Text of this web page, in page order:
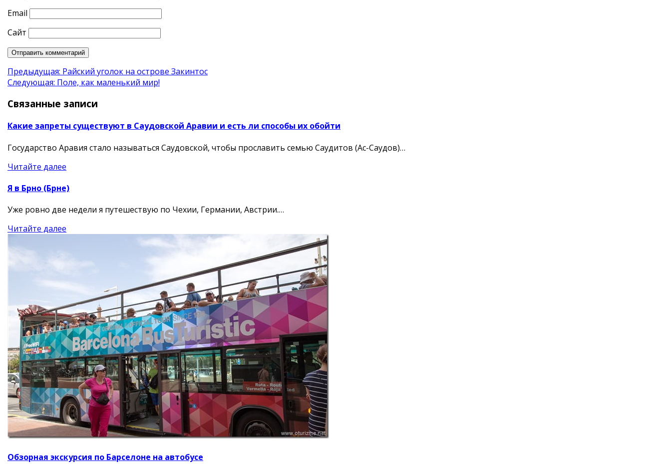
Email
Сайт
Навигация
по
записям
Предыдущая: Райский уголок на острове Закинтос
Следующая: Поле, как маленький мир!
Связанные записи
Какие запреты существуют в Саудовской Аравии и есть ли способы их обойти
Государство Аравия стало называться Саудовской, чтобы прославить семью Саудитов (Ас-Саудов)…
Читайте далее
Я в Брно (Брне)
Уже ровно две недели я путешествую по Чехии, Германии, Австрии.…
Читайте далее
Обзорная экскурсия по Барселоне на автобусе